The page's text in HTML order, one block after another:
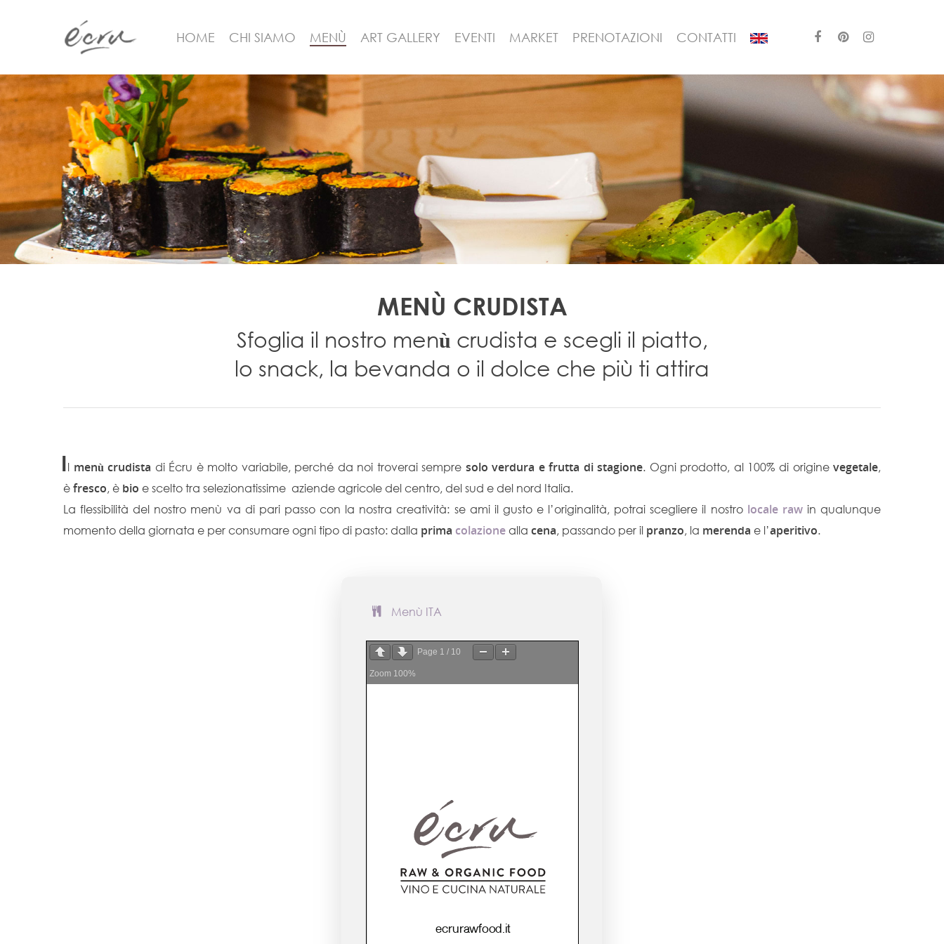
HOME CHI SIAMO MENÙ ART GALLERY EVENTI MARKET PRENOTAZIONI CONTATTI
MENÙ CRUDISTA
Sfoglia il nostro menù crudista e scegli il piatto,
lo snack, la bevanda o il dolce che più ti attira
Il menù crudista di Écru è molto variabile, perché da noi troverai sempre solo verdura e frutta di stagione. Ogni prodotto, al 100% di originevegetale,
èfresco, è bio e scelto tra selezionatissime aziende agricole del centro, del sud e del nord Italia.
La flessibilità del nostro menù va di pari passo con la nostra creatività: se ami il gusto e l’originalità, potrai scegliere il nostro locale raw in qualunque
momento della giornata e per consumare ogni tipo di pasto: dalla prima colazionealla cena, passando per il pranzo, la merenda e l’aperitivo.
Menù ITA
Page 1 / 10
Zoom 100%